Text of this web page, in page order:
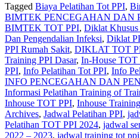
Tagged Biaya Pelatihan Tot PPI,
BIMTEK PENCEGAHAN DAN
BIMTEK TOT PPI, Diklat
Dan Pengendalian Infeksi, Diklat
PPI Rumah Sakit, DIKLAT TOT
Training PPI Dasar, In-House TOT
PPI, Info Pelatihan Tot PPI, Info
INFO PENCEGAHAN DAN
Informasi Pelatihan Training of
Inhouse TOT PPI, Inhouse
Archives, Jadwal Pelatihan PPI,
Pelatihan TOT PPI 2024, jadwal
2022 – 2023, jadwal training tot ppi